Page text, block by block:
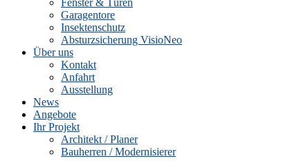
Fenster & Türen
Garagentore
Insektenschutz
Absturzsicherung VisioNeo
Über uns
Kontakt
Anfahrt
Ausstellung
News
Angebote
Ihr Projekt
Architekt / Planer
Bauherren / Modernisierer